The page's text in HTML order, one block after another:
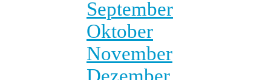
September
Oktober
November